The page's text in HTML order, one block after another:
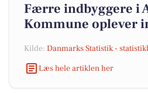
Færre indbyggere i
Kommune oplever
Kilde: Danmarks Statistik -
Læs hele artiklen her